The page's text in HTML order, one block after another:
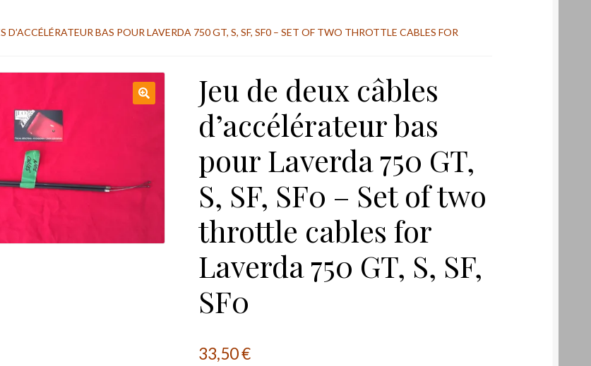
D’ACCÉLÉRATEUR BAS POUR LAVERDA 750 GT, S, SF, SF0 – SET OF TWO THROTTLE CABLES FOR
Jeu de deux câbles
d’accélérateur bas
pour Laverda 750 GT,
S, SF, SF0 – Set of two
throttle cables for
Laverda 750 GT, S, SF,
SF0
33,50€